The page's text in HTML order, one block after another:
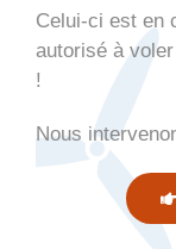
Celui-ci est en
autorisé à
!
Nous